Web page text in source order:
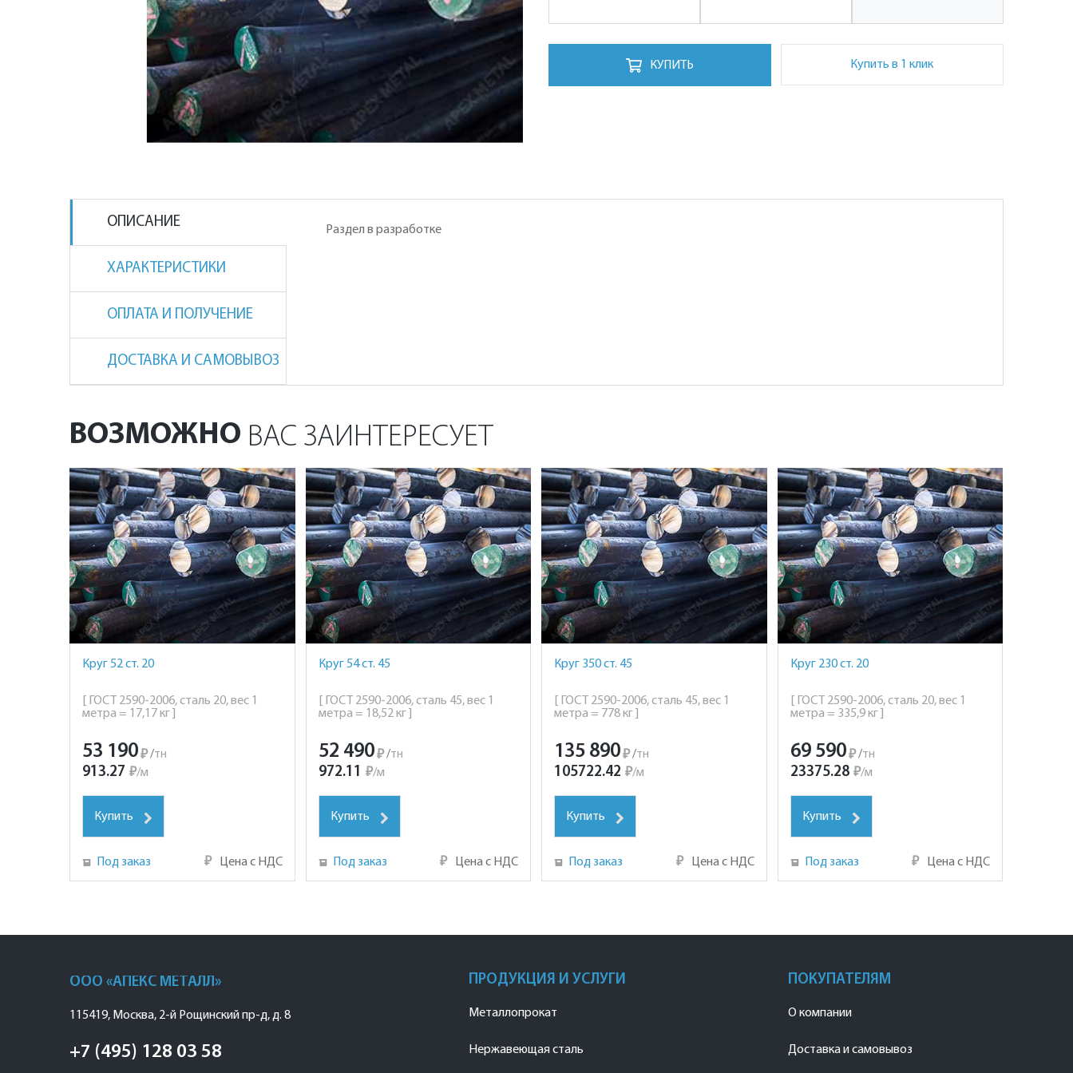
КУПИТЬ Купить в 1 клик
ОПИСАНИЕ
ХАРАКТЕРИСТИКИ
ОПЛАТА И ПОЛУЧЕНИЕ
ДОСТАВКА И САМОВЫВОЗ
Раздел в разработке
ВОЗМОЖНО ВАС ЗАИНТЕРЕСУЕТ
Круг 52 ст. 20
[ ГОСТ 2590-2006, сталь 20, вес 1
метра = 17,17 кг ]
53 190₽ /тн
913.27 ₽/м
Купить
Под заказ ₽ Цена с НДС
Круг 54 ст. 45
[ ГОСТ 2590-2006, сталь 45, вес 1
метра = 18,52 кг ]
52 490 ₽ /тн
972.11 ₽/м
Купить
Под заказ ₽ Цена с НДС
Круг 350 ст. 45
[ ГОСТ 2590-2006, сталь 45, вес 1
метра = 778 кг ]
135 890₽ /тн
105722.42 ₽/м
Купить
Под заказ ₽ Цена с НДС
Круг 230 ст. 20
[ ГОСТ 2590-2006, сталь 20, вес 1
метра = 335,9 кг ]
69 590 ₽ /тн
23375.28 ₽/м
Купить
Под заказ ₽ Цена с НДС
ООО «АПЕКС МЕТАЛЛ»
115419, Москва, 2-й Рощинский пр-д, д. 8
+7 (495) 128 03 58
ПРОДУКЦИЯ И УСЛУГИ
Металлопрокат
Нержавеющая сталь
ПОКУПАТЕЛЯМ
О компании
Доставка и самовывоз